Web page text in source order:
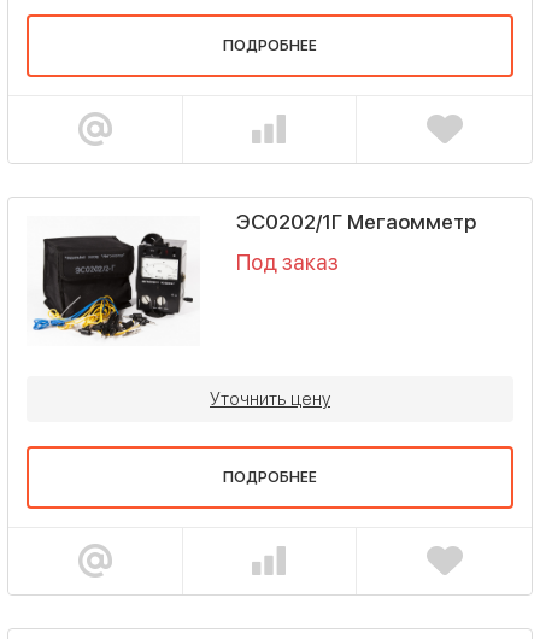
ПОДРОБНЕЕ
ЭС0202/1Г Мегаомметр
Под заказ
Уточнить цену
ПОДРОБНЕЕ